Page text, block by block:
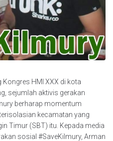
HMI XXX di kota
sejumlah aktivis gerakan
berharap momentum
kecamatan yang
Timur (SBT) itu. Kepada media
sosial #SaveKilmury, Arman